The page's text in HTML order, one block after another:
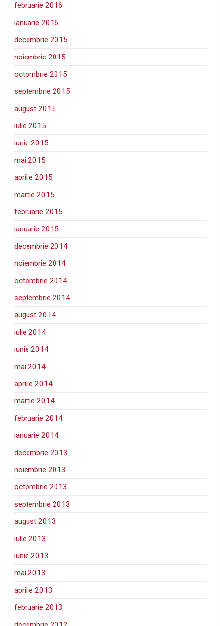
februarie 2016
ianuarie 2016
decembrie 2015
noiembrie 2015
octombrie 2015
septembrie 2015
august 2015
iulie 2015
iunie 2015
mai 2015
aprilie 2015
martie 2015
februarie 2015
ianuarie 2015
decembrie 2014
noiembrie 2014
octombrie 2014
septembrie 2014
august 2014
iulie 2014
iunie 2014
mai 2014
aprilie 2014
martie 2014
februarie 2014
ianuarie 2014
decembrie 2013
noiembrie 2013
octombrie 2013
septembrie 2013
august 2013
iulie 2013
iunie 2013
mai 2013
aprilie 2013
februarie 2013